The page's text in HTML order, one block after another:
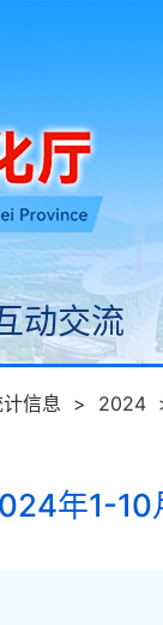
动交流
信息 > 2024
年1-